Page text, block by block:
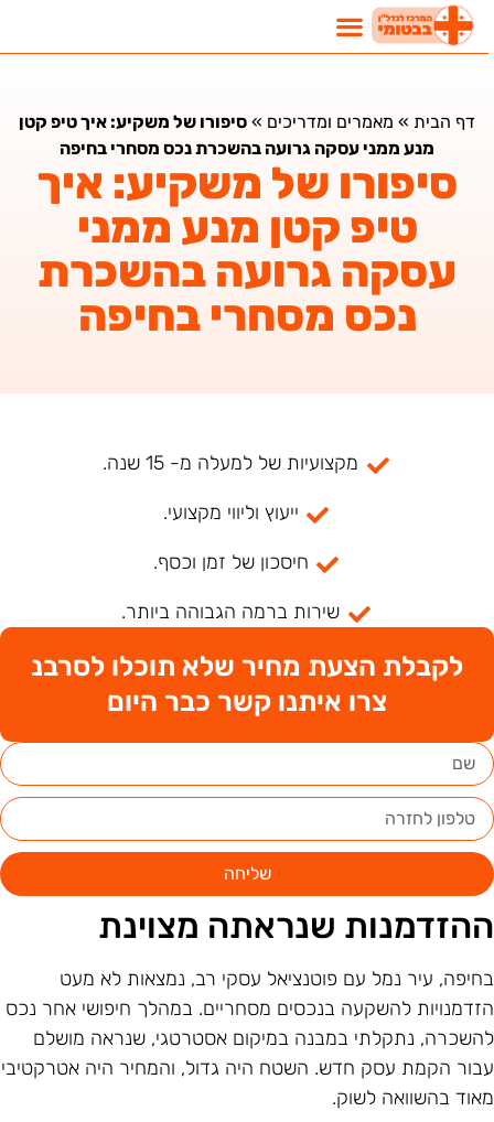
דף הבית»מאמרים ומדריכים»סיפורו של משקיע: איך טיפ קטן
מנע ממני עסקה גרועה בהשכרת נכס מסחרי בחיפה
סיפורו של משקיע: איך
טיפ קטן מנע ממני
עסקה גרועה בהשכרת
נכס מסחרי בחיפה
מקצועיות של למעלה מ- 15 שנה.
ייעוץ וליווי מקצועי.
חיסכון של זמן וכסף.
שירות ברמה הגבוהה ביותר.
לקבלת הצעת מחיר שלא תוכלו לסרבנ
צרו איתנו קשר כבר היום
שליחה
שנראתה מצוינת
עיר נמל עם פוטנציאל עסקי רב, נמצאות לא מעט
להשקעה בנכסים מסחריים. במהלך חיפושי אחר נכס
נתקלתי במבנה במיקום אסטרטגי, שנראה מושלם
הקמת עסק חדש. השטח היה גדול, והמחיר היה אטרקטיבי
בהשוואה לשוק.